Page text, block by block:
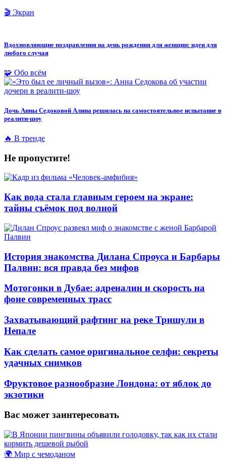
🎬 Экран
Вдохновляющие поздравления на день рождения для женщин: идеи для
любого случая
🧩 Обо всём
Дочь Анны Седоковой Алина решилась на самостоятельное испытание в
реалити-шоу
🔥 В тренде
Не пропустите!
Как вода стала главным героем на экране:
тайны съёмок под волной
История знакомства Дилана Спроуса и Барбары
Палвин: вся правда без мифов
Мотогонки в Дубае: адреналин и скорость на
фоне современных трасс
Захватывающий рафтинг на реке Тришули в
Непале
Как сделать самое оригинальное селфи: секреты
удачных снимков
Фруктовое разнообразие Лондона: от яблок до
экзотики
Вас может заинтересовать
🌍 Мир с чемоданом